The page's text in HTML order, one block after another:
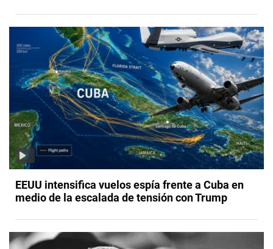
EEUU intensifica vuelos espía frente a Cuba en
medio de la escalada de tensión con Trump